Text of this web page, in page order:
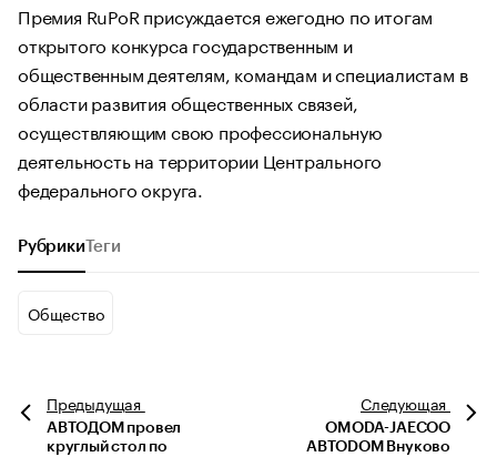
Премия RuPoR присуждается ежегодно по итогам
открытого конкурса государственным и
общественным деятелям, командам и специалистам в
области развития общественных связей,
осуществляющим свою профессиональную
деятельность на территории Центрального
федерального округа.
Рубрики Теги
Общество
Предыдущая
АВТОДОМ провел
круглый стол по
Следующая
OMODA-JAECOO
АВТОDОМ Внуково